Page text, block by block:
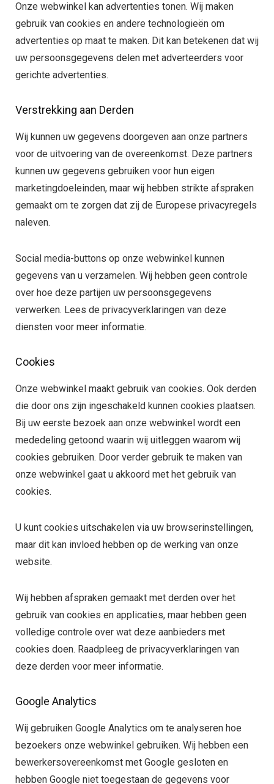
Onze webwinkel kan advertenties tonen. Wij maken
gebruik van cookies en andere technologieën om
advertenties op maat te maken. Dit kan betekenen dat wij
uw persoonsgegevens delen met adverteerders voor
gerichte advertenties.
Verstrekking aan Derden
Wij kunnen uw gegevens doorgeven aan onze partners
voor de uitvoering van de overeenkomst. Deze partners
kunnen uw gegevens gebruiken voor hun eigen
marketingdoeleinden, maar wij hebben strikte afspraken
gemaakt om te zorgen dat zij de Europese privacyregels
naleven.
Social media-buttons op onze webwinkel kunnen
gegevens van u verzamelen. Wij hebben geen controle
over hoe deze partijen uw persoonsgegevens
verwerken. Lees de privacyverklaringen van deze
diensten voor meer informatie.
Cookies
Onze webwinkel maakt gebruik van cookies. Ook derden
die door ons zijn ingeschakeld kunnen cookies plaatsen.
Bij uw eerste bezoek aan onze webwinkel wordt een
mededeling getoond waarin wij uitleggen waarom wij
cookies gebruiken. Door verder gebruik te maken van
onze webwinkel gaat u akkoord met het gebruik van
cookies.
U kunt cookies uitschakelen via uw browserinstellingen,
maar dit kan invloed hebben op de werking van onze
website.
Wij hebben afspraken gemaakt met derden over het
gebruik van cookies en applicaties, maar hebben geen
volledige controle over wat deze aanbieders met
cookies doen. Raadpleeg de privacyverklaringen van
deze derden voor meer informatie.
Google Analytics
Wij gebruiken Google Analytics om te analyseren hoe
bezoekers onze webwinkel gebruiken. Wij hebben een
bewerkersovereenkomst met Google gesloten en
hebben Google niet toegestaan de gegevens voor